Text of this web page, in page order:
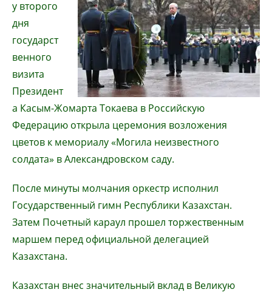
у второго
дня
государст
венного
визита
Президент
а Касым-Жомарта Токаева в Российскую
Федерацию открыла церемония возложения
цветов к мемориалу «Могила неизвестного
солдата» в Александровском саду.
После минуты молчания оркестр исполнил
Государственный гимн Республики Казахстан.
Затем Почетный караул прошел торжественным
маршем перед официальной делегацией
Казахстана.
Казахстан внес значительный вклад в Великую